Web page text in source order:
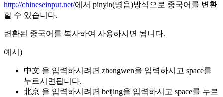
http://chineseinput.net/에서 pinyin(병음)방식으로 중국어를 변환
할 수 있습니다.
변환된 중국어를 복사하여 사용하시면 됩니다.
예시)
中文 을 입력하시려면 zhongwen을 입력하시고 space를
누르시면됩니다.
北京 을 입력하시려면 beijing을 입력하시고 space를 누르